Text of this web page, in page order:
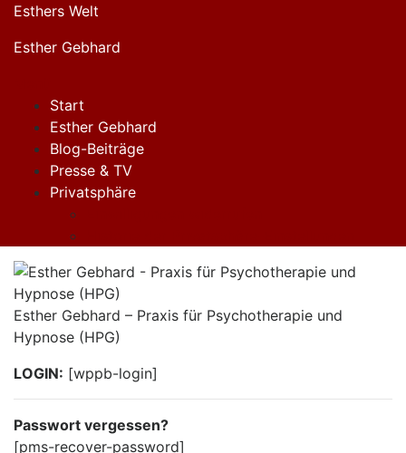
Zum
springen
Esthers Welt
Esther Gebhard
Start
Esther Gebhard
Blog-Beiträge
Presse & TV
Privatsphäre
Esther Gebhard – Praxis für Psychotherapie und
Hypnose (HPG)
LOGIN: [wppb-login]
Passwort vergessen?
[pms-recover-password]